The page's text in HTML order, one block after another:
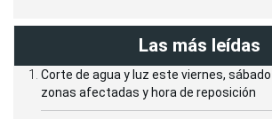
Las más leídas
Corte de agua y luz este viernes,
zonas afectadas y hora de reposición